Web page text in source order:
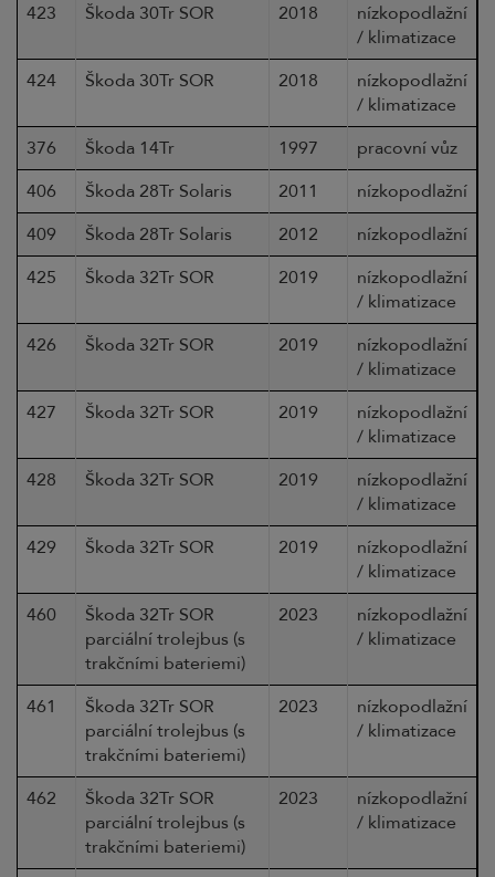
423
Škoda 30Tr SOR 2018
nízkopodlažní
/ klimatizace
424
Škoda 30Tr SOR 2018
nízkopodlažní
/ klimatizace
376
Škoda 14Tr 1997
pracovní vůz
406
Škoda 28Tr Solaris 2011
nízkopodlažní
409
Škoda 28Tr Solaris 2012
nízkopodlažní
425
Škoda 32Tr SOR 2019
nízkopodlažní
/ klimatizace
426
Škoda 32Tr SOR 2019
nízkopodlažní
/ klimatizace
427
Škoda 32Tr SOR 2019
nízkopodlažní
/ klimatizace
428
Škoda 32Tr SOR 2019
nízkopodlažní
/ klimatizace
429
Škoda 32Tr SOR 2019
nízkopodlažní
/ klimatizace
460
Škoda 32Tr SOR
parciální trolejbus (s
trakčními bateriemi)
2023
nízkopodlažní
/ klimatizace
461
Škoda 32Tr SOR
parciální trolejbus (s
trakčními bateriemi)
2023
nízkopodlažní
/ klimatizace
462
Škoda 32Tr SOR
parciální trolejbus (s
trakčními bateriemi)
2023
nízkopodlažní
/ klimatizace